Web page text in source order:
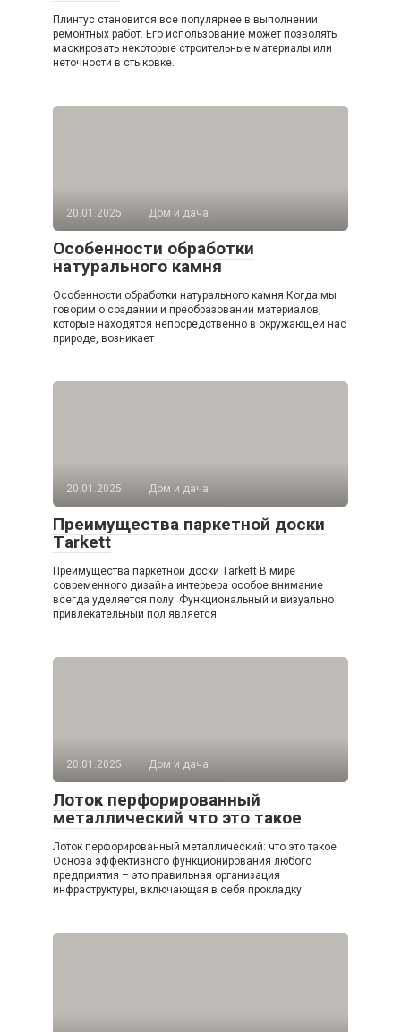
Плинтус становится все популярнее в выполнении
ремонтных работ. Его использование может позволять
маскировать некоторые строительные материалы или
неточности в стыковке.
20.01.2025 Дом и дача
Особенности обработки
натурального камня
Особенности обработки натурального камня Когда мы
говорим о создании и преобразовании материалов,
которые находятся непосредственно в окружающей нас
природе, возникает
20.01.2025 Дом и дача
Преимущества паркетной доски
Тarkett
Преимущества паркетной доски Тarkett В мире
современного дизайна интерьера особое внимание
всегда уделяется полу. Функциональный и визуально
привлекательный пол является
20.01.2025 Дом и дача
Лоток перфорированный
металлический что это такое
Лоток перфорированный металлический: что это такое
Основа эффективного функционирования любого
предприятия – это правильная организация
инфраструктуры, включающая в себя прокладку